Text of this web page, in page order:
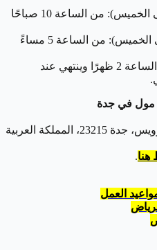
الفترة الصباحية (السبت إلى الخميس): من الساعة 10 صباحًا
الفترة المسائية (السبت إلى الخميس): من الساعة 5 مساءً
يوم الجمعة: يبدأ العمل عند الساعة 2 ظهرًا وينتهي عند
مول في جدة
شارع فلسطين، الرويس، جدة 23215، المملكة العربية
هنا.
العمل